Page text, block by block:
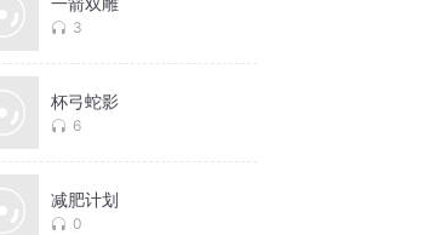
3
杯弓蛇影
6
减肥计划
0